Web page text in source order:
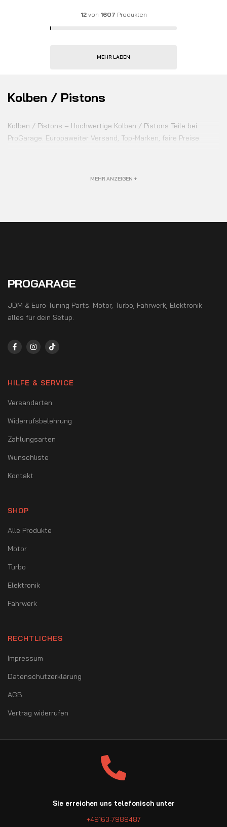
12von 1607 Produkten
MEHR LADEN
Kolben / Pistons
Kolben / Pistons – Hochwertige Kolben / Pistons Teile bei
ProGarage. Europaweiter Versand, Top-Marken, faire Preise.
MEHR ANZEIGEN +
PROGARAGE
JDM & Euro Tuning Parts. Motor, Turbo, Fahrwerk, Elektronik —
alles für dein Setup.
HILFE & SERVICE
Versandarten
Widerrufsbelehrung
Zahlungsarten
Wunschliste
Kontakt
SHOP
Alle Produkte
Motor
Turbo
Elektronik
Fahrwerk
RECHTLICHES
Impressum
Datenschutzerklärung
AGB
Vertrag widerrufen
Sie erreichen uns telefonisch unter
+49163-7989487